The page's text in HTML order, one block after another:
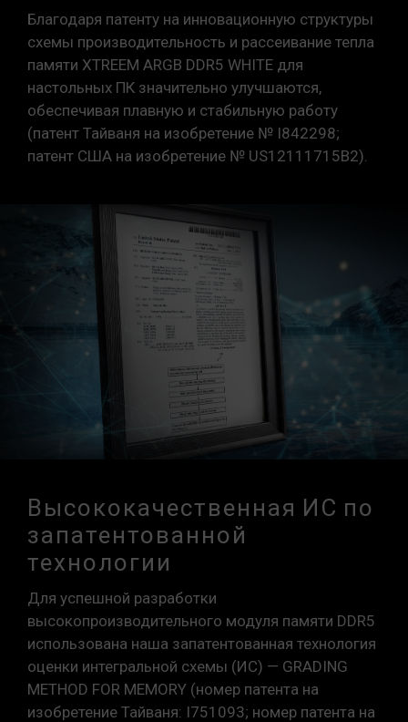
Благодаря патенту на инновационную структуры
схемы производительность и рассеивание тепла
памяти XTREEM ARGB DDR5 WHITE для
настольных ПК значительно улучшаются,
обеспечивая плавную и стабильную работу
(патент Тайваня на изобретение № I842298;
патент США на изобретение № US12111715B2).
Высококачественная ИС по
запатентованной
технологии
Для успешной разработки
высокопроизводительного модуля памяти DDR5
использована наша запатентованная технология
оценки интегральной схемы (ИС) — GRADING
METHOD FOR MEMORY (номер патента на
изобретение Тайваня: I751093; номер патента на